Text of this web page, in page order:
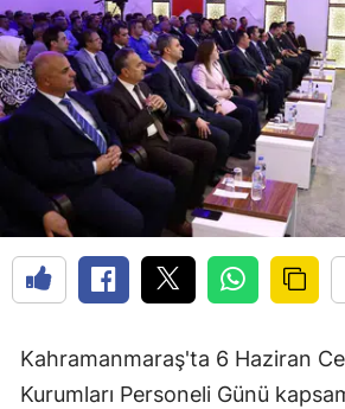
Kahramanmaraş'ta 6 Haziran
Kurumları Personeli Günü